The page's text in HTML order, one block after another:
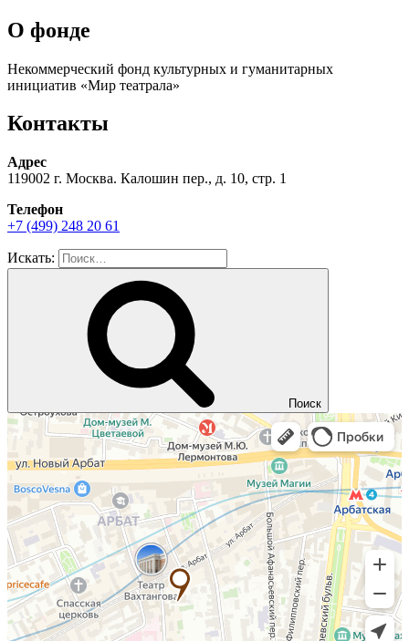
О фонде
Некоммерческий фонд культурных и гуманитарных
инициатив «Мир театрала»
Контакты
Адрес
119002 г. Москва. Калошин пер., д. 10, стр. 1
Телефон
+7 (499) 248 20 61
Искать:
Поиск